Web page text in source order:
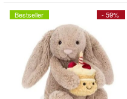
- 59%
Bestseller